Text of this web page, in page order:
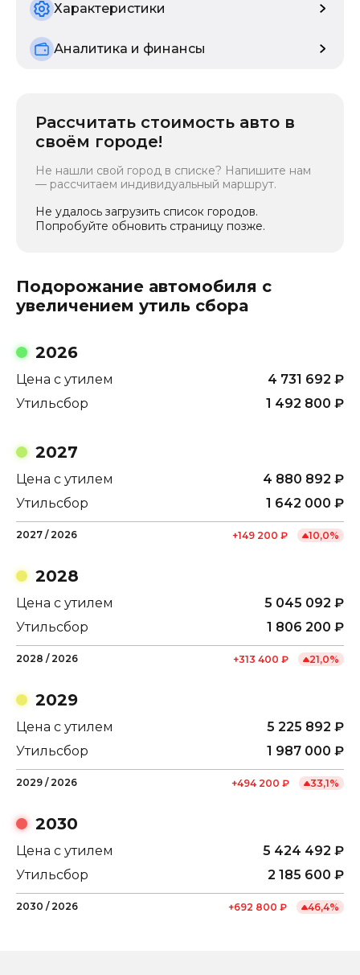
Характеристики
Аналитика и финансы
Рассчитать стоимость авто в
своём городе!
Не нашли свой город в списке? Напишите нам
— рассчитаем индивидуальный маршрут.
Не удалось загрузить список городов.
Попробуйте обновить страницу позже.
Подорожание автомобиля с
увеличением утиль сбора
2026
Цена с утилем 4 731 692 ₽
Утильсбор
1 492 800 ₽
2027
Цена с утилем 4 880 892 ₽
Утильсбор
1 642 000 ₽
2027 / 2026 +149 200 ₽ 10,0%
2028
Цена с утилем 5 045 092 ₽
Утильсбор
1 806 200 ₽
2028 / 2026 +313 400 ₽ 21,0%
2029
Цена с утилем 5 225 892 ₽
Утильсбор
1 987 000 ₽
2029 / 2026 +494 200 ₽ 33,1%
2030
Цена с утилем 5 424 492 ₽
Утильсбор
2 185 600 ₽
2030 / 2026 +692 800 ₽ 46,4%